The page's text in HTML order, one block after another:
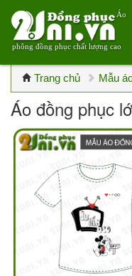
Áo
phông đồng phục chất lượng cao
Trang chủ Mẫu
Áo đồng phục